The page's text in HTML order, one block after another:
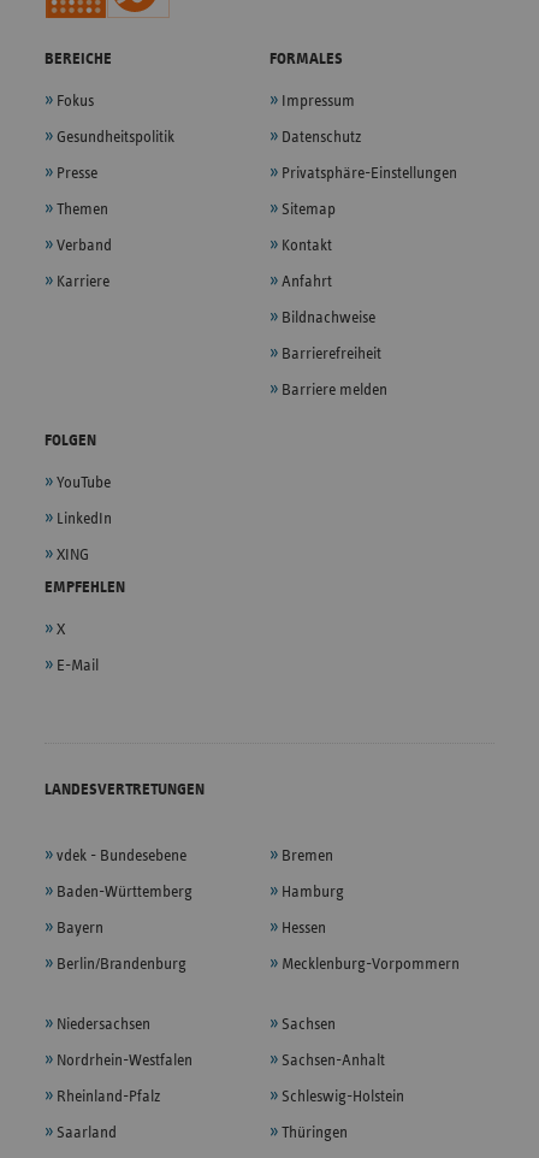
BEREICHE
Fokus
Gesundheitspolitik
Presse
Themen
Verband
Karriere
FORMALES
Impressum
Datenschutz
Privatsphäre-Einstellungen
Sitemap
Kontakt
Anfahrt
Bildnachweise
Barrierefreiheit
Barriere melden
FOLGEN
YouTube
LinkedIn
XING
EMPFEHLEN
X
E-Mail
LANDESVERTRETUNGEN
vdek - Bundesebene
Baden-Württemberg
Bayern
Berlin/Brandenburg
Bremen
Hamburg
Hessen
Mecklenburg-Vorpommern
Niedersachsen
Nordrhein-Westfalen
Rheinland-Pfalz
Saarland
Sachsen
Sachsen-Anhalt
Schleswig-Holstein
Thüringen